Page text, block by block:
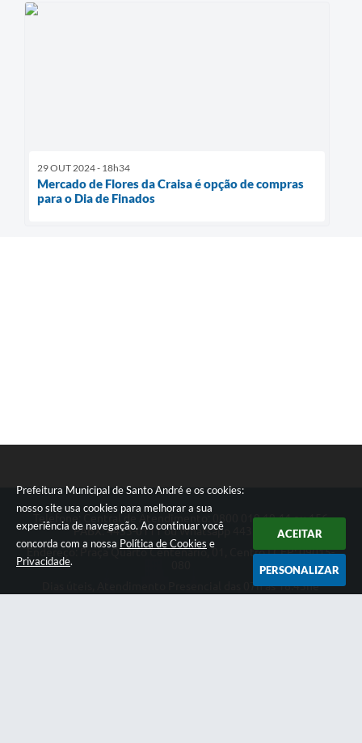
Prefeitura Municipal de Santo André e os cookies:
nosso site usa cookies para melhorar a sua
experiência de navegação. Ao continuar você
concorda com a nossa Política de Cookies e
Privacidade.
ACEITAR
PERSONALIZAR
29 OUT 2024 - 18h34
Mercado de Flores da Craisa é opção de compras
para o Dia de Finados
Telefone: Central de Atendimento: 0800 019 19 44 ou 156
PABX: 4433-0111 ou Whatsapp 4433-0123
Endereço: Praça Quarto Centenário, 01, Centro | CEP: 09015-
Dias úteis, Atendimento Presencial das 07h as 18:45he